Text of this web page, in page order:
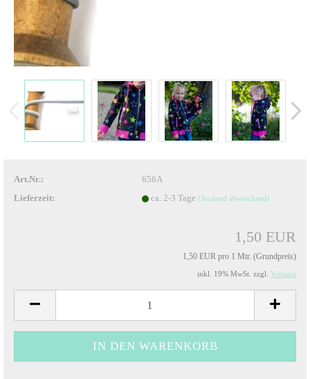
Art.Nr.:
656A
Lieferzeit:
ca. 2-3 Tage (Ausland abweichend)
1,50 EUR
1,50 EUR pro 1 Mtr. (Grundpreis)
inkl. 19% MwSt. zzgl. Versand